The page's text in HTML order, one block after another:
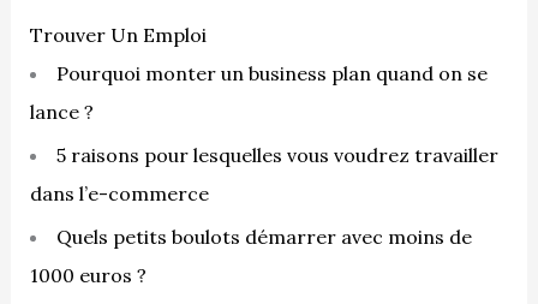
c
h
e
Trouver Un Emploi
Pourquoi monter un business plan quand on se
lance ?
5 raisons pour lesquelles vous voudrez travailler
dans l’e-commerce
Quels petits boulots démarrer avec moins de
1000 euros ?